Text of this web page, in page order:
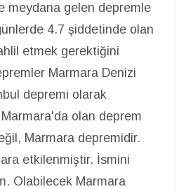
meydana gelen depremle
4.7 şiddetinde olan
etmek gerektiğini
Marmara Denizi
depremi olarak
Marmara'da olan deprem
Marmara depremidir.
etkilenmiştir. İsmini
Olabilecek Marmara